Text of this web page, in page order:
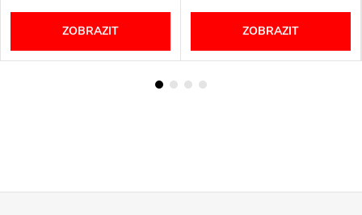
ZOBRAZIT ZOBRAZIT